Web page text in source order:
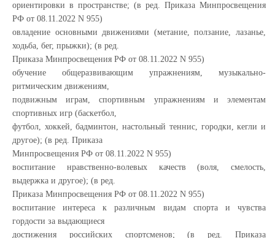
ориентировки в пространстве; (в ред. Приказа Минпросвещения
РФ от 08.11.2022 N 955)
овладение основными движениями (метание, ползание, лазанье,
ходьба, бег, прыжки); (в ред.
Приказа Минпросвещения РФ от 08.11.2022 N 955)
обучение общеразвивающим упражнениям, музыкально-
ритмическим движениям,
подвижным играм, спортивным упражнениям и элементам
спортивных игр (баскетбол,
футбол, хоккей, бадминтон, настольный теннис, городки, кегли и
другое); (в ред. Приказа
Минпросвещения РФ от 08.11.2022 N 955)
воспитание нравственно-волевых качеств (воля, смелость,
выдержка и другое); (в ред.
Приказа Минпросвещения РФ от 08.11.2022 N 955)
воспитание интереса к различным видам спорта и чувства
гордости за выдающиеся
достижения российских спортсменов; (в ред. Приказа